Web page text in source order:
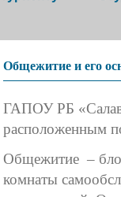
приема по
об оказании
Общежитие и его
ГАПОУ РБ
расположенным
Общежитие –
комнаты